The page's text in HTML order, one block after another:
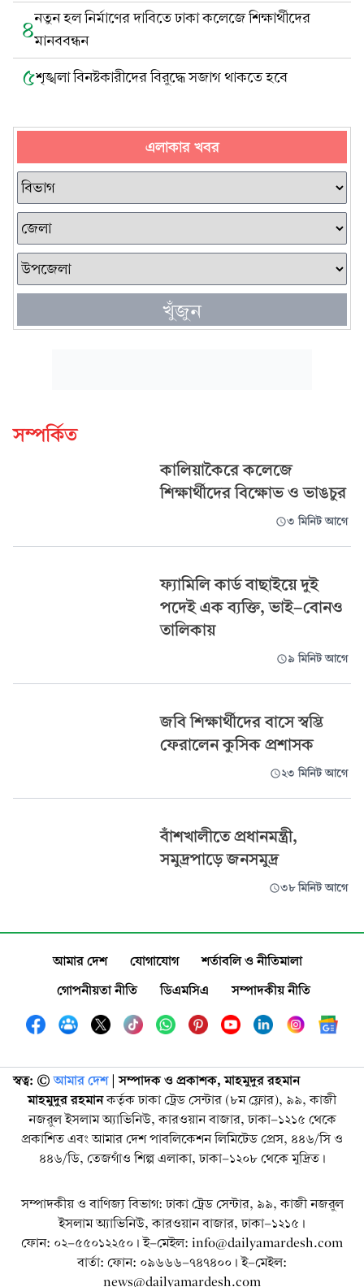
৪নতুন হল নির্মাণের দাবিতে ঢাকা কলেজে শিক্ষার্থীদের
মানববন্ধন
৫শৃঙ্খলা বিনষ্টকারীদের বিরুদ্ধে সজাগ থাকতে হবে
এলাকার খবর
খুঁজুন
সম্পর্কিত
কালিয়াকৈরে কলেজে
শিক্ষার্থীদের বিক্ষোভ ও ভাঙচুর
৩ মিনিট আগে
ফ্যামিলি কার্ড বাছাইয়ে দুই
পদেই এক ব্যক্তি, ভাই-বোনও
তালিকায়
৯ মিনিট আগে
জবি শিক্ষার্থীদের বাসে স্বস্তি
ফেরালেন কুসিক প্রশাসক
২৩ মিনিট আগে
বাঁশখালীতে প্রধানমন্ত্রী,
সমুদ্রপাড়ে জনসমুদ্র
৩৮ মিনিট আগে
আমার দেশ যোগাযোগ
শর্তাবলি ও নীতিমালা
গোপনীয়তা নীতি
ডিএমসিএ সম্পাদকীয় নীতি
স্বত্ব: ©️ আমার দেশ| সম্পাদক ও প্রকাশক, মাহমুদুর রহমান
মাহমুদুর রহমানকর্তৃক ঢাকা ট্রেড সেন্টার (৮ম ফ্লোর), ৯৯, কাজী
নজরুল ইসলাম অ্যাভিনিউ, কারওয়ান বাজার, ঢাকা-১২১৫ থেকে
প্রকাশিত এবং আমার দেশ পাবলিকেশন লিমিটেড প্রেস, ৪৪৬/সি ও
৪৪৬/ডি, তেজগাঁও শিল্প এলাকা, ঢাকা-১২০৮ থেকে মুদ্রিত।
সম্পাদকীয় ও বাণিজ্য বিভাগ: ঢাকা ট্রেড সেন্টার, ৯৯, কাজী নজরুল
ইসলাম অ্যাভিনিউ, কারওয়ান বাজার, ঢাকা-১২১৫।
ফোন: ০২-৫৫০১২২৫০। ই-মেইল: info@dailyamardesh.com
বার্তা: ফোন: ০৯৬৬৬-৭৪৭৪০০। ই-মেইল:
news@dailyamardesh.com